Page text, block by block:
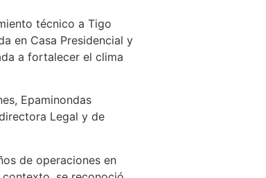
técnico a Tigo
en Casa Presidencial y
a fortalecer el clima
Epaminondas
Legal y de
de operaciones en